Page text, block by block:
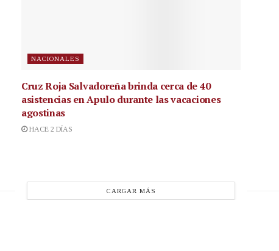
NACIONALES
Cruz Roja Salvadoreña brinda cerca de 40
asistencias en Apulo durante las vacaciones
agostinas
HACE 2 DÍAS
CARGAR MÁS